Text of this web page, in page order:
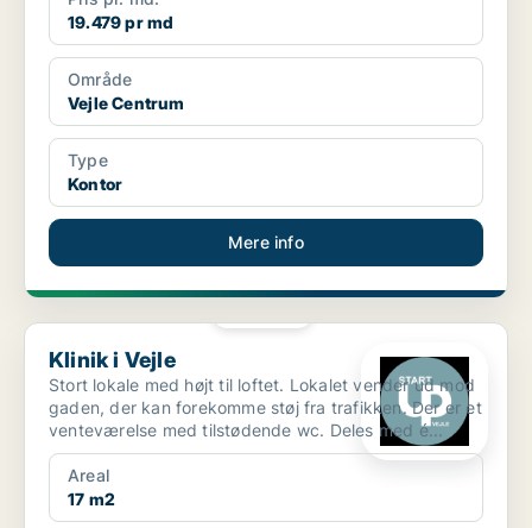
19.479 pr md
Område
Vejle Centrum
Type
Kontor
Mere info
Klinik i Vejle
Klinik i Vejle
Stort lokale med højt til loftet. Lokalet vender ud mod
gaden, der kan forekomme støj fra trafikken. Der er et
venteværelse med tilstødende wc. Deles med é...
Areal
17 m2